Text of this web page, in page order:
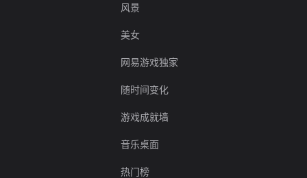
风景
美女
网易游戏独家
随时间变化
游戏成就墙
音乐桌面
热门榜